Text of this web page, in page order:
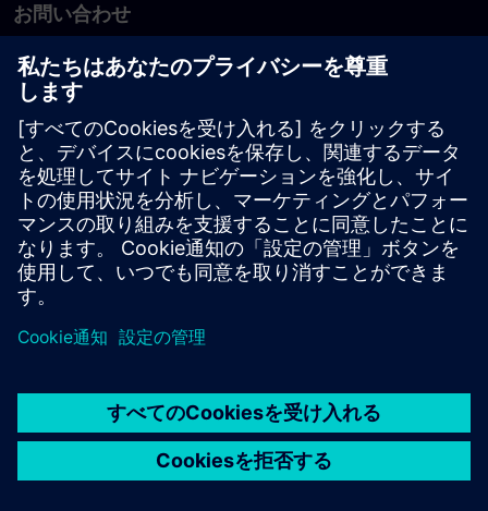
お問い合わせ
PLM製品のお問い合わせ
EDA製品のお問い合わせ
世界各地の事業拠点
サポート・センター
ご意見・ご要望
違法コピーの連絡先
© Siemens2026
タル・ミレニアム著作権法 (DMCA)
内部通報